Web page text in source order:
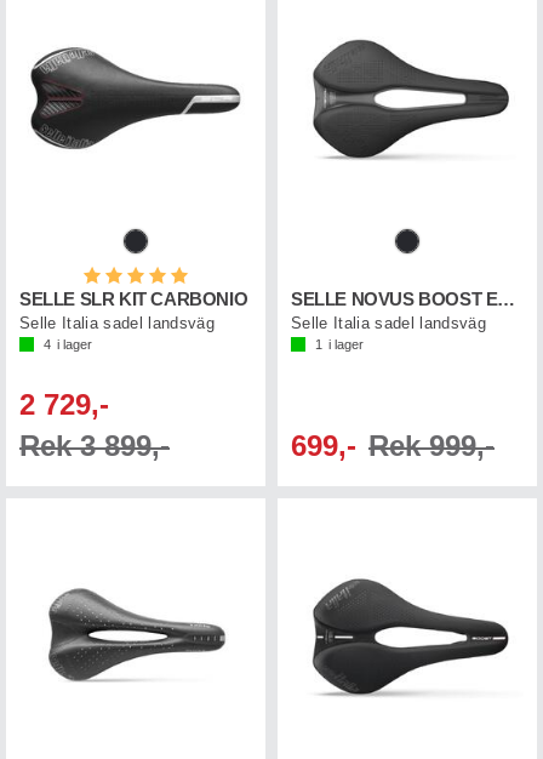
Betyg:
SELLE SLR KIT CARBONIO
Selle Italia sadel landsväg
4 i lager
2 729,-
Rek 3 899,-
SELLE NOVUS BOOST EVO SF
Selle Italia sadel landsväg
1 i lager
699,- Rek 999,-